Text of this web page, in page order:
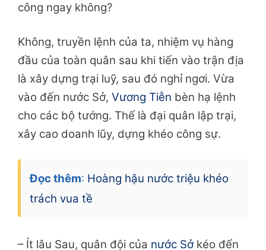
công ngay không?
Không, truyền lệnh của ta, nhiệm vụ hàng
đầu của toàn quân sau khi tiến vào trận địa
là xây dựng trại luỹ, sau đó nghỉ ngơi. Vừa
vào đến nước Sở, Vương Tiễn bèn hạ lệnh
cho các bộ tướng. Thế là đại quân lập trại,
xây cao doanh lũy, dựng khéo công sự.
Đọc thêm: Hoàng hậu nước triệu khéo
trách vua tề
– Ít lâu Sau, quân đội của nước Sở kéo đến